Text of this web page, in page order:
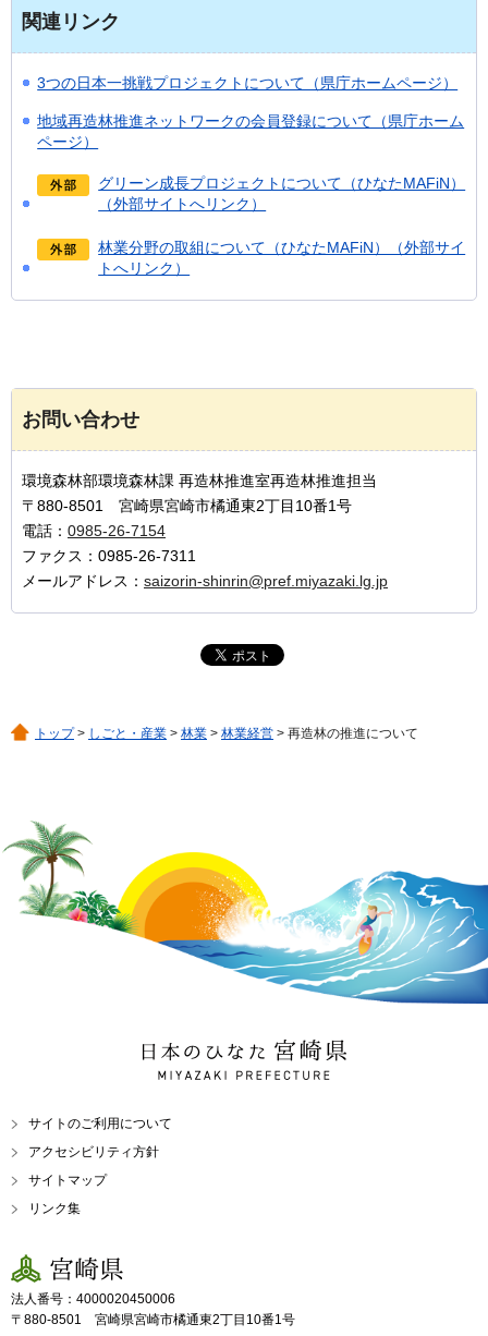
関連リンク
3つの日本一挑戦プロジェクトについて（県庁ホームページ）
地域再造林推進ネットワークの会員登録について（県庁ホーム
ページ）
グリーン成長プロジェクトについて（ひなたMAFiN）
（外部サイトへリンク）
林業分野の取組について（ひなたMAFiN）（外部サイ
トへリンク）
お問い合わせ
環境森林部環境森林課 再造林推進室再造林推進担当
〒880-8501 宮崎県宮崎市橘通東2丁目10番1号
電話： 0985-26-7154
ファクス：0985-26-7311
メールアドレス： saizorin-shinrin@pref.miyazaki.lg.jp
トップ> しごと・産業 > 林業 > 林業経営 > 再造林の推進について
日本のひなた 宮崎県
MIYAZAKI PREFECTURE
サイトのご利用について
アクセシビリティ方針
サイトマップ
リンク集
宮崎県
法人番号：4000020450006
〒880-8501 宮崎県宮崎市橘通東2丁目10番1号